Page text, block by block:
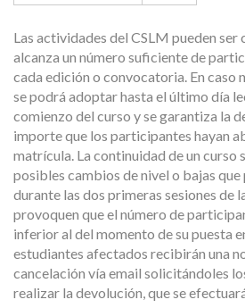
Las actividades del CSLM pueden ser
alcanza un número suficiente de
cada edición o convocatoria. En caso
se podrá adoptar hasta el último día
comienzo del curso y se garantiza la
importe que los participantes hayan
matrícula. La continuidad de un curso
posibles cambios de nivel o bajas
durante las dos primeras sesiones de
provoquen que el número de
inferior al del momento de su puesta
estudiantes afectados recibirán una
cancelación vía email solicitándoles
realizar la devolución, que se